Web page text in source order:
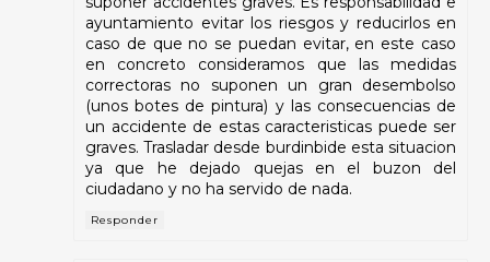
ayuntamiento evitar los riesgos y reducirlos en
caso de que no se puedan evitar, en este caso
en concreto consideramos que las medidas
correctoras no suponen un gran desembolso
(unos botes de pintura) y las consecuencias de
un accidente de estas caracteristicas puede ser
graves. Trasladar desde burdinbide esta situacion
ya que he dejado quejas en el buzon del
ciudadano y no ha servido de nada.
Responder